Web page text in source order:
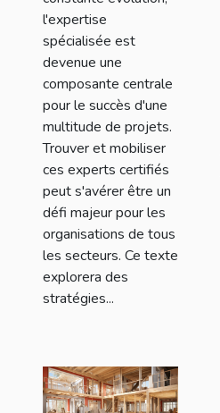
l'expertise
spécialisée est
devenue une
composante centrale
pour le succès d'une
multitude de projets.
Trouver et mobiliser
ces experts certifiés
peut s'avérer être un
défi majeur pour les
organisations de tous
les secteurs. Ce texte
explorera des
stratégies...